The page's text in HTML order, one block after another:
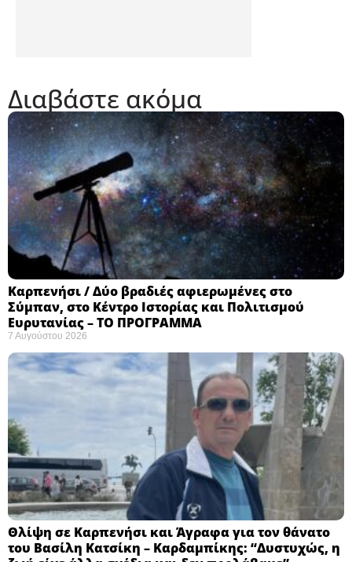
Διαβάστε ακόμα
Καρπενήσι / Δύο βραδιές αφιερωμένες στο
Σύμπαν, στο Κέντρο Ιστορίας και Πολιτισμού
Ευρυτανίας – ΤΟ ΠΡΟΓΡΑΜΜΑ
7 Αυγούστου 2026
Θλίψη σε Καρπενήσι και Άγραφα για τον θάνατο
του Βασίλη Κατσίκη – Καρδαμπίκης: “Δυστυχώς, η